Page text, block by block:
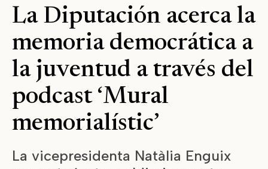
La Diputación acerca la
memoria democrática a
la juventud a través del
podcast ‘Mural
memorialístic’
La vicepresidenta Natàlia Enguix